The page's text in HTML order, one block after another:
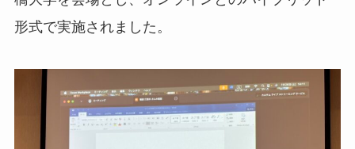
形式で実施されました。